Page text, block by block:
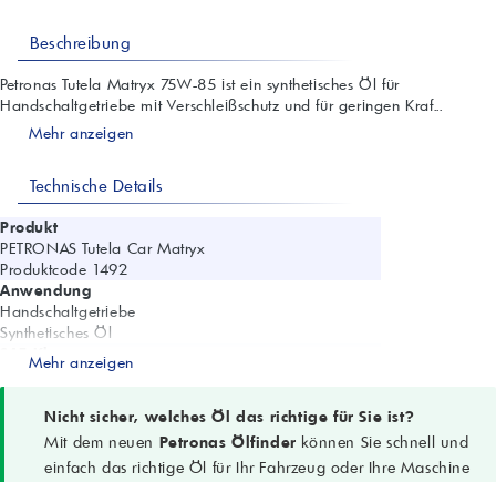
Beschreibung
Petronas Tutela Matryx 75W-85 ist ein synthetisches Öl für
Handschaltgetriebe mit Verschleißschutz und für geringen Kraf...
Mehr anzeigen
Technische Details
Produkt
PETRONAS Tutela Car Matryx
Produktcode 1492
Anwendung
Handschaltgetriebe
Synthetisches Öl
SAE-Klasse
Leistungsniveau
API GL-4
Mehr anzeigen
Nicht sicher, welches Öl das richtige für Sie ist?
Mit dem neuen Petronas Ölfinder können Sie schnell und
einfach das richtige Öl für Ihr Fahrzeug oder Ihre Maschine